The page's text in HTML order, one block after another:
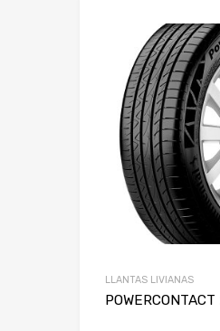
LLANTAS LIVIANAS